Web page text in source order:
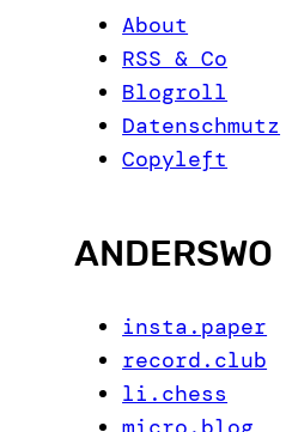
About
RSS & Co
Blogroll
Datenschmutz
Copyleft
ANDERSWO
insta.paper
record.club
li.chess